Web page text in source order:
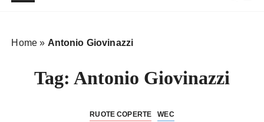
Home » Antonio Giovinazzi
Tag: Antonio Giovinazzi
RUOTE COPERTE WEC